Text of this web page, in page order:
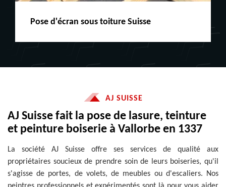
Peinture boiserie LE
AJ SUISSE
AJ Suisse fait la pose de lasure, teinture
et peinture boiserie à Vallorbe en 1337
La société AJ Suisse offre ses services de qualité aux
propriétaires soucieux de prendre soin de leurs boiseries, qu'il
s'agisse de portes, de volets, de meubles ou d'escaliers. Nos